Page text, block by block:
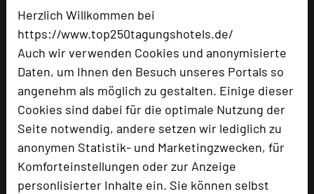
Herzlich Willkommen bei
https://www.top250tagungshotels.de/
Auch wir verwenden Cookies und anonymisierte
Daten, um Ihnen den Besuch unseres Portals so
angenehm als möglich zu gestalten. Einige dieser
Cookies sind dabei für die optimale Nutzung der
Seite notwendig, andere setzen wir lediglich zu
anonymen Statistik- und Marketingzwecken, für
Komforteinstellungen oder zur Anzeige
personlisierter Inhalte ein. Sie können selbst
ta.la tagungszentrum landshut
Bürgermeister-Zeiler-Straße 1
84036 Landshut
phone +49 871 5040
mail Email